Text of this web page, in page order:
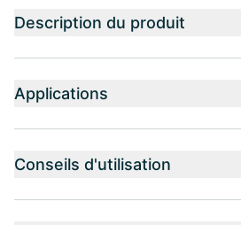
Description du produit
Applications
Conseils d'utilisation